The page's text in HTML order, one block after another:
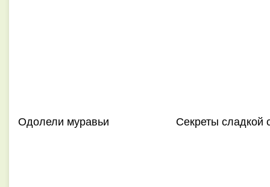
Одолели муравьи Секреты сладкой